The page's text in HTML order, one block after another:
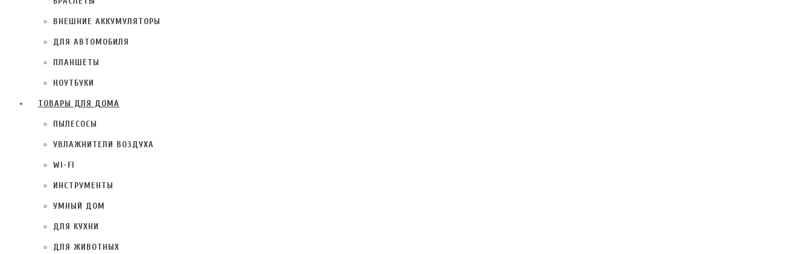
ВНЕШНИЕ АККУМУЛЯТОРЫ
ДЛЯ АВТОМОБИЛЯ
ПЛАНШЕТЫ
НОУТБУКИ
ТОВАРЫ ДЛЯ ДОМА
ПЫЛЕСОСЫ
УВЛАЖНИТЕЛИ ВОЗДУХА
WI-FI
ИНСТРУМЕНТЫ
УМНЫЙ ДОМ
ДЛЯ КУХНИ
ДЛЯ ЖИВОТНЫХ